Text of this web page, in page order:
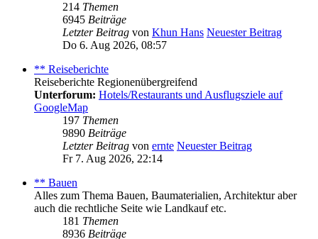
214 Themen
6945 Beiträge
Letzter Beitrag von Khun Hans Neuester Beitrag
Do 6. Aug 2026, 08:57
** Reiseberichte
Reiseberichte Regionenübergreifend
Unterforum: Hotels/Restaurants und Ausflugsziele auf
GoogleMap
197 Themen
9890 Beiträge
Letzter Beitrag von ernte Neuester Beitrag
Fr 7. Aug 2026, 22:14
** Bauen
Alles zum Thema Bauen, Baumaterialien, Architektur aber
auch die rechtliche Seite wie Landkauf etc.
181 Themen
8936 Beiträge